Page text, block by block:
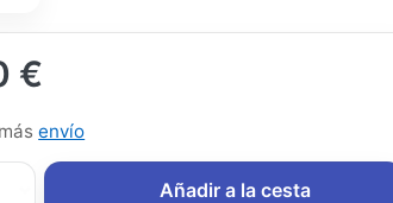
€
envío
Añadir a la cesta